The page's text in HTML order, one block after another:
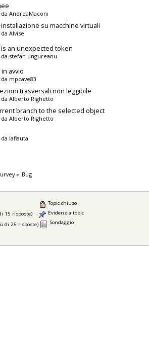
AndreaMaconi
su macchine virtuali
Alvise
an unexpected token
stefan ungureanu
avvio
mpcave83
trasversali non leggibile
Alberto Righetto
branch to the selected object
Alberto Righetto
laflauta
» Bug
15 risposte)
di 25 risposte)
Topic chiuso
Evidenzia topic
Sondaggio